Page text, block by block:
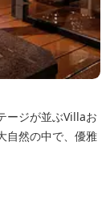
ージが並ぶVillaお
自然の中で、優雅